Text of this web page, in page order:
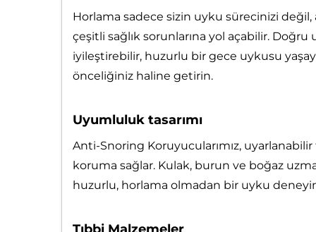
Horlama sadece sizin uyku sürecinizi
çeşitli sağlık sorunlarına yol açabilir.
iyileştirebilir, huzurlu bir gece uykusu
önceliğiniz haline getirin.
Uyumluluk tasarımı
Anti-Snoring Koruyucularımız,
koruma sağlar. Kulak, burun ve boğaz
huzurlu, horlama olmadan bir uyku